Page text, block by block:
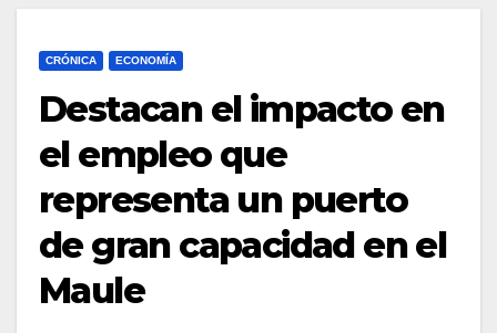
CRÓNICA ECONOMÍA
Destacan el impacto en
el empleo que
representa un puerto
de gran capacidad en el
Maule